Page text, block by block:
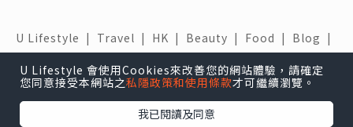
U Lifestyle | Travel | HK | Beauty | Food | Blog |
關於我們 |免責聲明 |使用條款 |私隱政策 |招聘人才 |
聯絡我們
U Lifestyle 會使用Cookies來改善您的網站體驗，請確定
您同意接受本網站之私隱政策和使用條款才可繼續瀏覽。
我已閱讀及同意